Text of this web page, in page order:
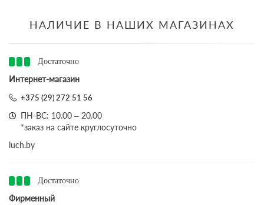
НАЛИЧИЕ В НАШИХ МАГАЗИНАХ
Достаточно
Интернет-магазин
+375 (29) 272 51 56
ПН-ВС: 10.00 – 20.00
*заказ на сайте круглосуточно
luch.by
Достаточно
Фирменный